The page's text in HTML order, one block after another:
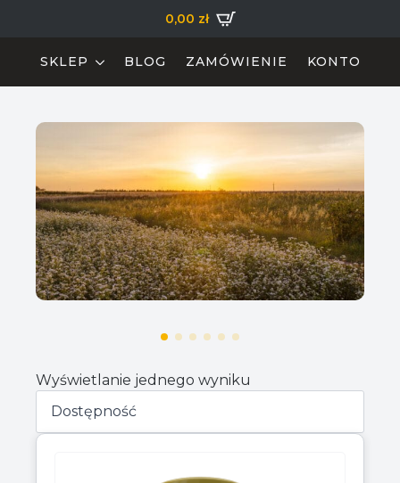
0,00 zł
SKLEP BLOG ZAMÓWIENIE KONTO
Wyświetlanie jednego wyniku